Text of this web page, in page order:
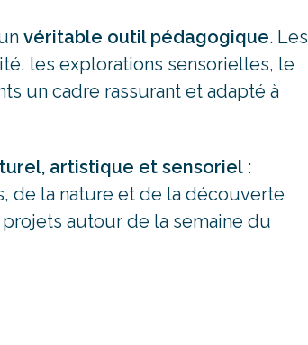
véritable outil pédagogique. Les
les explorations sensorielles, le
un cadre rassurant et adapté à
artistique et sensoriel :
de la nature et de la découverte
autour de la semaine du